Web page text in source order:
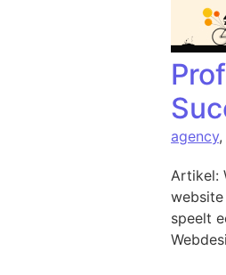
agency,
Artikel:
speelt